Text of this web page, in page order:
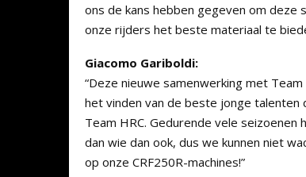
ons de kans hebben gegeven om deze
onze rijders het beste materiaal te
Giacomo Gariboldi:
“Deze nieuwe samenwerking met
het vinden van de beste jonge talenten
Team HRC. Gedurende vele
dan wie dan ook, dus we kunnen niet
op onze CRF250R-machines!”